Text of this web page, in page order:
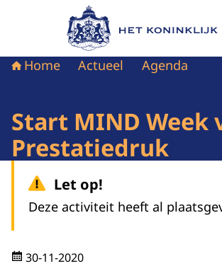
Naar de homepage van Het
Home Actueel Agenda
Start MIND Week
Prestatiedruk
Let op!
Deze activiteit heeft al
30-11-2020